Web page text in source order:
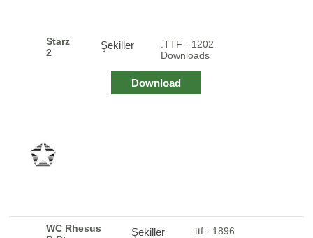
Starz
2
Şekiller
.TTF - 1202
Downloads
Download
WC Rhesus
Şekiller
.ttf - 1896